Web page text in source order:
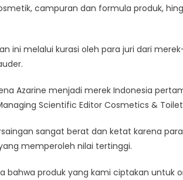
campuran dan formula produk,
ini melalui kurasi oleh para juri dari
Azarine menjadi merek Indonesia
Scientific Editor Cosmetics &
sangat berat dan ketat karena
memperoleh nilai tertinggi.
bahwa produk yang kami ciptakan untuk